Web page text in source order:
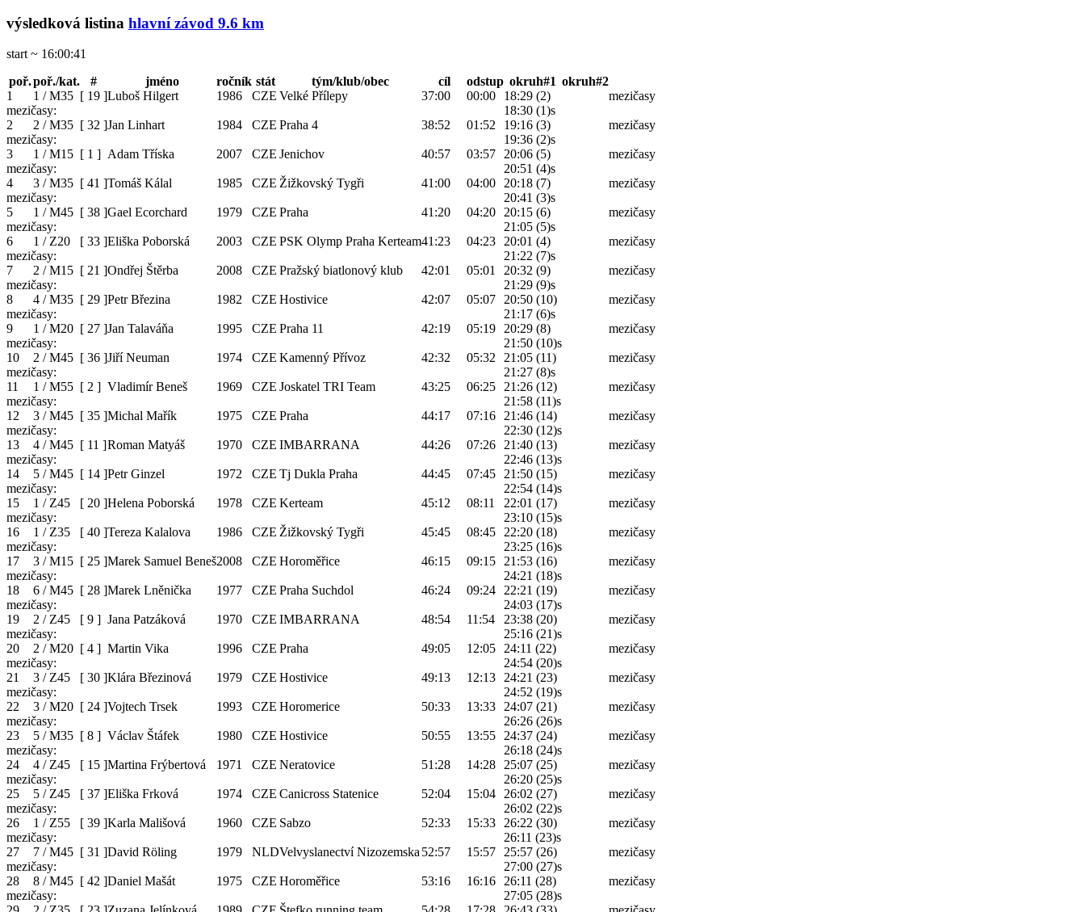
výsledková listina hlavní závod 9.6 km
start ~ 16:00:41
poř.poř./kat. # jméno ročník stát tým/klub/obec cíl odstup okruh#1 okruh#2
1
1 / M35 [ 19 ]Luboš Hilgert 1986 CZE Velké Přílepy 37:00 00:00 18:29 (2)
mezičasy
mezičasy:
18:30 (1)s
2
2 / M35 [ 32 ]Jan Linhart 1984 CZE Praha 4 38:52 01:52 19:16 (3)
mezičasy
mezičasy:
19:36 (2)s
3
1 / M15 [ 1 ] Adam Tříska 2007 CZE Jenichov 40:57 03:57 20:06 (5)
mezičasy
mezičasy:
20:51 (4)s
4
3 / M35 [ 41 ]Tomáš Kálal 1985 CZE Žižkovský Tygři 41:00 04:00 20:18 (7)
mezičasy
mezičasy:
20:41 (3)s
5
1 / M45 [ 38 ]Gael Ecorchard 1979 CZE Praha 41:20 04:20 20:15 (6)
mezičasy
mezičasy:
21:05 (5)s
6
1 / Z20 [ 33 ]Eliška Poborská 2003 CZE PSK Olymp Praha Kerteam41:23 04:23 20:01 (4)
mezičasy
mezičasy:
21:22 (7)s
7
2 / M15 [ 21 ]Ondřej Štěrba 2008 CZE Pražský biatlonový klub 42:01 05:01 20:32 (9)
mezičasy
mezičasy:
21:29 (9)s
8
4 / M35 [ 29 ]Petr Březina 1982 CZE Hostivice 42:07 05:07 20:50 (10)
mezičasy
mezičasy:
21:17 (6)s
9
1 / M20 [ 27 ]Jan Talaváňa 1995 CZE Praha 11 42:19 05:19 20:29 (8)
mezičasy
mezičasy:
21:50 (10)s
10
2 / M45 [ 36 ]Jiří Neuman 1974 CZE Kamenný Přívoz 42:32 05:32 21:05 (11)
mezičasy
mezičasy:
21:27 (8)s
11
1 / M55 [ 2 ] Vladimír Beneš 1969 CZE Joskatel TRI Team 43:25 06:25 21:26 (12)
mezičasy
mezičasy:
21:58 (11)s
12
3 / M45 [ 35 ]Michal Mařík 1975 CZE Praha 44:17 07:16 21:46 (14)
mezičasy
mezičasy:
22:30 (12)s
13
4 / M45 [ 11 ]Roman Matyáš 1970 CZE IMBARRANA 44:26 07:26 21:40 (13)
mezičasy
mezičasy:
22:46 (13)s
14
5 / M45 [ 14 ]Petr Ginzel 1972 CZE Tj Dukla Praha 44:45 07:45 21:50 (15)
mezičasy
mezičasy:
22:54 (14)s
15
1 / Z45 [ 20 ]Helena Poborská 1978 CZE Kerteam 45:12 08:11 22:01 (17)
mezičasy
mezičasy:
23:10 (15)s
16
1 / Z35 [ 40 ]Tereza Kalalova 1986 CZE Žižkovský Tygři 45:45 08:45 22:20 (18)
mezičasy
mezičasy:
23:25 (16)s
17
3 / M15 [ 25 ]Marek Samuel Beneš2008 CZE Horoměřice 46:15 09:15 21:53 (16)
mezičasy
mezičasy:
24:21 (18)s
18
6 / M45 [ 28 ]Marek Lněnička 1977 CZE Praha Suchdol 46:24 09:24 22:21 (19)
mezičasy
mezičasy:
24:03 (17)s
19
2 / Z45 [ 9 ] Jana Patzáková 1970 CZE IMBARRANA 48:54 11:54 23:38 (20)
mezičasy
mezičasy:
25:16 (21)s
20
2 / M20 [ 4 ] Martin Vika 1996 CZE Praha 49:05 12:05 24:11 (22)
mezičasy
mezičasy:
24:54 (20)s
21
3 / Z45 [ 30 ]Klára Březinová 1979 CZE Hostivice 49:13 12:13 24:21 (23)
mezičasy
mezičasy:
24:52 (19)s
22
3 / M20 [ 24 ]Vojtech Trsek 1993 CZE Horomerice 50:33 13:33 24:07 (21)
mezičasy
mezičasy:
26:26 (26)s
23
5 / M35 [ 8 ] Václav Štáfek 1980 CZE Hostivice 50:55 13:55 24:37 (24)
mezičasy
mezičasy:
26:18 (24)s
24
4 / Z45 [ 15 ]Martina Frýbertová 1971 CZE Neratovice 51:28 14:28 25:07 (25)
mezičasy
mezičasy:
26:20 (25)s
25
5 / Z45 [ 37 ]Eliška Frková 1974 CZE Canicross Statenice 52:04 15:04 26:02 (27)
mezičasy
mezičasy:
26:02 (22)s
26
1 / Z55 [ 39 ]Karla Mališová 1960 CZE Sabzo 52:33 15:33 26:22 (30)
mezičasy
mezičasy:
26:11 (23)s
27
7 / M45 [ 31 ]David Röling 1979 NLDVelvyslanectví Nizozemska52:57 15:57 25:57 (26)
mezičasy
mezičasy:
27:00 (27)s
28
8 / M45 [ 42 ]Daniel Mašát 1975 CZE Horoměřice 53:16 16:16 26:11 (28)
mezičasy
mezičasy:
27:05 (28)s